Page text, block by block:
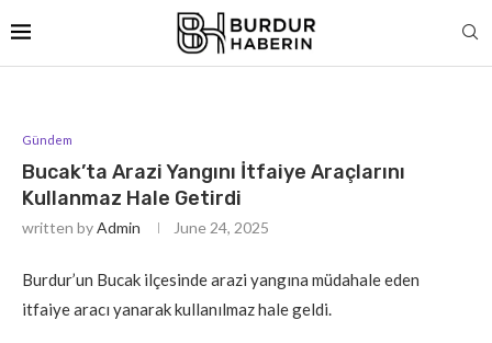
Gündem
Bucak’ta Arazi Yangını İtfaiye Araçlarını
Kullanmaz Hale Getirdi
written byAdmin June 24, 2025
Burdur’un Bucak ilçesinde arazi yangına müdahale eden
itfaiye aracı yanarak kullanılmaz hale geldi.